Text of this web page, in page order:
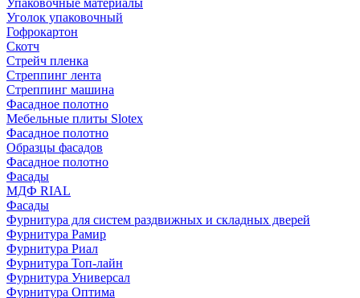
Упаковочные материалы
Уголок упаковочный
Гофрокартон
Скотч
Стрейч пленка
Стреппинг лента
Стреппинг машина
Фасадное полотно
Мебельные плиты Slotex
Фасадное полотно
Образцы фасадов
Фасадное полотно
Фасады
МДФ RIAL
Фасады
Фурнитура для систем раздвижных и складных дверей
Фурнитура Рамир
Фурнитура Риал
Фурнитура Топ-лайн
Фурнитура Универсал
Фурнитура Оптима